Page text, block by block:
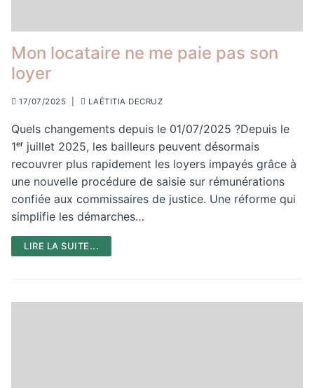
Mon locataire ne me paie pas son
loyer
17/07/2025 LAËTITIA DECRUZ
Quels changements depuis le 01/07/2025 ?Depuis le
1ᵉʳ juillet 2025, les bailleurs peuvent désormais
recouvrer plus rapidement les loyers impayés grâce à
une nouvelle procédure de saisie sur rémunérations
confiée aux commissaires de justice. Une réforme qui
simplifie les démarches…
LIRE LA SUITE...